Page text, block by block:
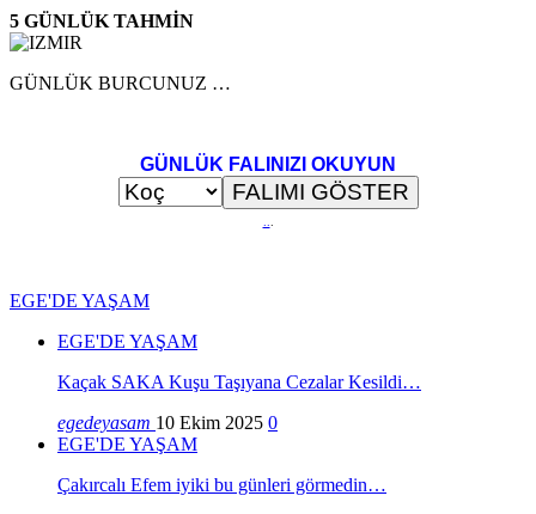
5 GÜNLÜK TAHMİN
GÜNLÜK BURCUNUZ …
GÜNLÜK FALINIZI OKUYUN
...
EGE'DE YAŞAM
EGE'DE YAŞAM
Kaçak SAKA Kuşu Taşıyana Cezalar Kesildi…
egedeyasam 10 Ekim 2025 0
EGE'DE YAŞAM
Çakırcalı Efem iyiki bu günleri görmedin…